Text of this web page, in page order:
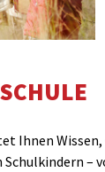
Ihnen
–